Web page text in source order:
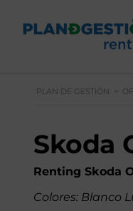
PLAN DE GESTIÓN >
Skoda
Renting Skoda
Colores: Blanco